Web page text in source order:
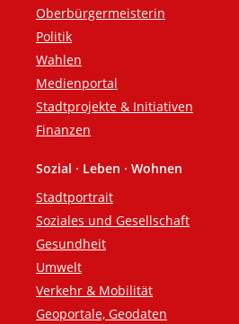
Oberbürgermeisterin
Politik
Wahlen
Medienportal
Stadtprojekte & Initiativen
Finanzen
Sozial · Leben · Wohnen
Stadtportrait
Soziales und Gesellschaft
Gesundheit
Umwelt
Verkehr & Mobilität
Geoportale, Geodaten